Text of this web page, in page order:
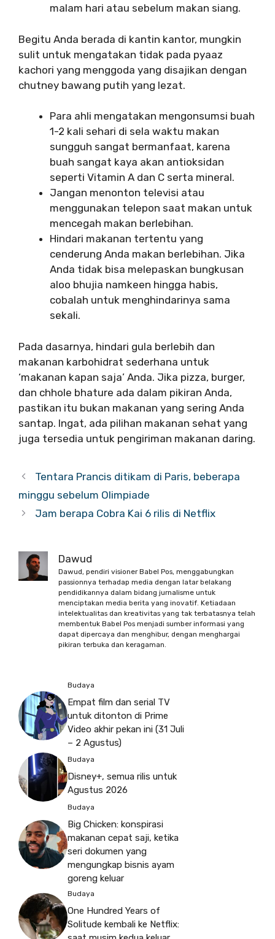
malam hari atau sebelum makan siang.
Begitu Anda berada di kantin kantor, mungkin
sulit untuk mengatakan tidak pada pyaaz
kachori yang menggoda yang disajikan dengan
chutney bawang putih yang lezat.
Para ahli mengatakan mengonsumsi buah
1-2 kali sehari di sela waktu makan
sungguh sangat bermanfaat, karena
buah sangat kaya akan antioksidan
seperti Vitamin A dan C serta mineral.
Jangan menonton televisi atau
menggunakan telepon saat makan untuk
mencegah makan berlebihan.
Hindari makanan tertentu yang
cenderung Anda makan berlebihan. Jika
Anda tidak bisa melepaskan bungkusan
aloo bhujia namkeen hingga habis,
cobalah untuk menghindarinya sama
sekali.
Pada dasarnya, hindari gula berlebih dan
makanan karbohidrat sederhana untuk
‘makanan kapan saja’ Anda. Jika pizza, burger,
dan chhole bhature ada dalam pikiran Anda,
pastikan itu bukan makanan yang sering Anda
santap. Ingat, ada pilihan makanan sehat yang
juga tersedia untuk pengiriman makanan daring.
Tentara Prancis ditikam di Paris, beberapa
minggu sebelum Olimpiade
Jam berapa Cobra Kai 6 rilis di Netflix
Dawud
Dawud, pendiri visioner Babel Pos, menggabungkan
passionnya terhadap media dengan latar belakang
pendidikannya dalam bidang jurnalisme untuk
menciptakan media berita yang inovatif. Ketiadaan
intelektualitas dan kreativitas yang tak terbatasnya telah
membentuk Babel Pos menjadi sumber informasi yang
dapat dipercaya dan menghibur, dengan menghargai
pikiran terbuka dan keragaman.
Budaya
Empat film dan serial TV
untuk ditonton di Prime
Video akhir pekan ini (31 Juli
– 2 Agustus)
Budaya
Disney+, semua rilis untuk
Agustus 2026
Budaya
Big Chicken: konspirasi
makanan cepat saji, ketika
seri dokumen yang
mengungkap bisnis ayam
goreng keluar
Budaya
One Hundred Years of
Solitude kembali ke Netflix: